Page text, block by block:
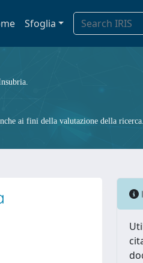
Sfoglia
ai fini della valutazione della ricerca.